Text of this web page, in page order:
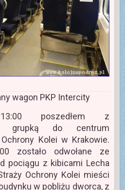
wagon PKP Intercity
poszedłem z
grupką do centrum
Kolei w Krakowie.
zostało odwołane ze
pociągu z kibicami Lecha
Ochrony Kolei mieści
w pobliżu dworca, z